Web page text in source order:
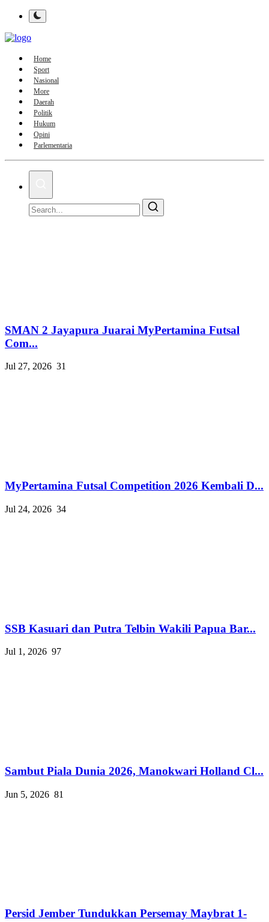
Home
Sport
Nasional
More
Daerah
Politik
Hukum
Opini
Parlementaria
SMAN 2 Jayapura Juarai MyPertamina Futsal
Com...
Jul 27, 2026 31
MyPertamina Futsal Competition 2026 Kembali D...
Jul 24, 2026 34
SSB Kasuari dan Putra Telbin Wakili Papua Bar...
Jul 1, 2026 97
Sambut Piala Dunia 2026, Manokwari Holland Cl...
Jun 5, 2026 81
Persid Jember Tundukkan Persemay Maybrat 1-